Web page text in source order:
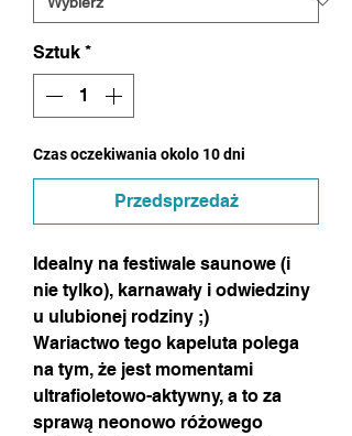
Sztuk *
Czas oczekiwania okolo 10 dni
Przedsprzedaż
Idealny na festiwale saunowe (i
nie tylko), karnawały i odwiedziny
u ulubionej rodziny ;)
Wariactwo tego kapeluta polega
na tym, że jest momentami
ultrafioletowo-aktywny, a to za
sprawą neonowo różowego